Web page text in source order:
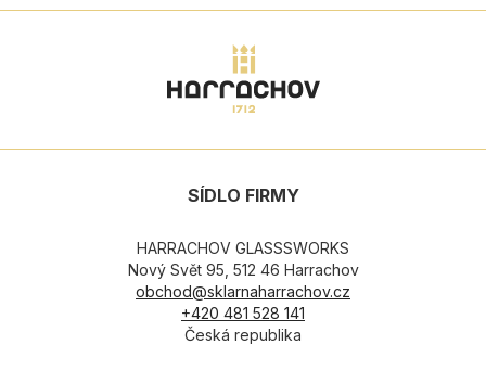
SÍDLO FIRMY
HARRACHOV GLASSSWORKS
Nový Svět 95, 512 46 Harrachov
obchod@sklarnaharrachov.cz
+420 481 528 141
Česká republika